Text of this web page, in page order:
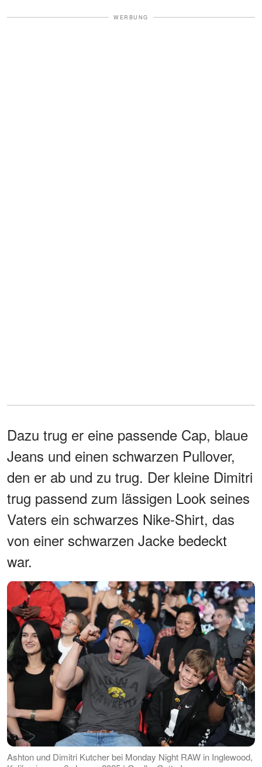
WERBUNG
Dazu trug er eine passende Cap, blaue
Jeans und einen schwarzen Pullover,
den er ab und zu trug. Der kleine Dimitri
trug passend zum lässigen Look seines
Vaters ein schwarzes Nike-Shirt, das
von einer schwarzen Jacke bedeckt
war.
Ashton und Dimitri Kutcher bei Monday Night RAW in Inglewood,